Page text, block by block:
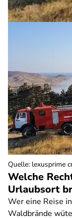
Welche
Urlaubsort
Wer eine Reise
Waldbrände
Quelle: lexusprime